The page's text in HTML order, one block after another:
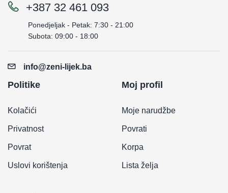
+387 32 461 093
Ponedjeljak - Petak: 7:30 - 21:00
Subota: 09:00 - 18:00
info@zeni-lijek.ba
Politike
Kolačići
Privatnost
Povrat
Uslovi korištenja
Moj profil
Moje narudžbe
Povrati
Korpa
Lista želja